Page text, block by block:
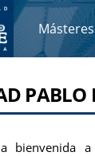
PABLO
bienvenida